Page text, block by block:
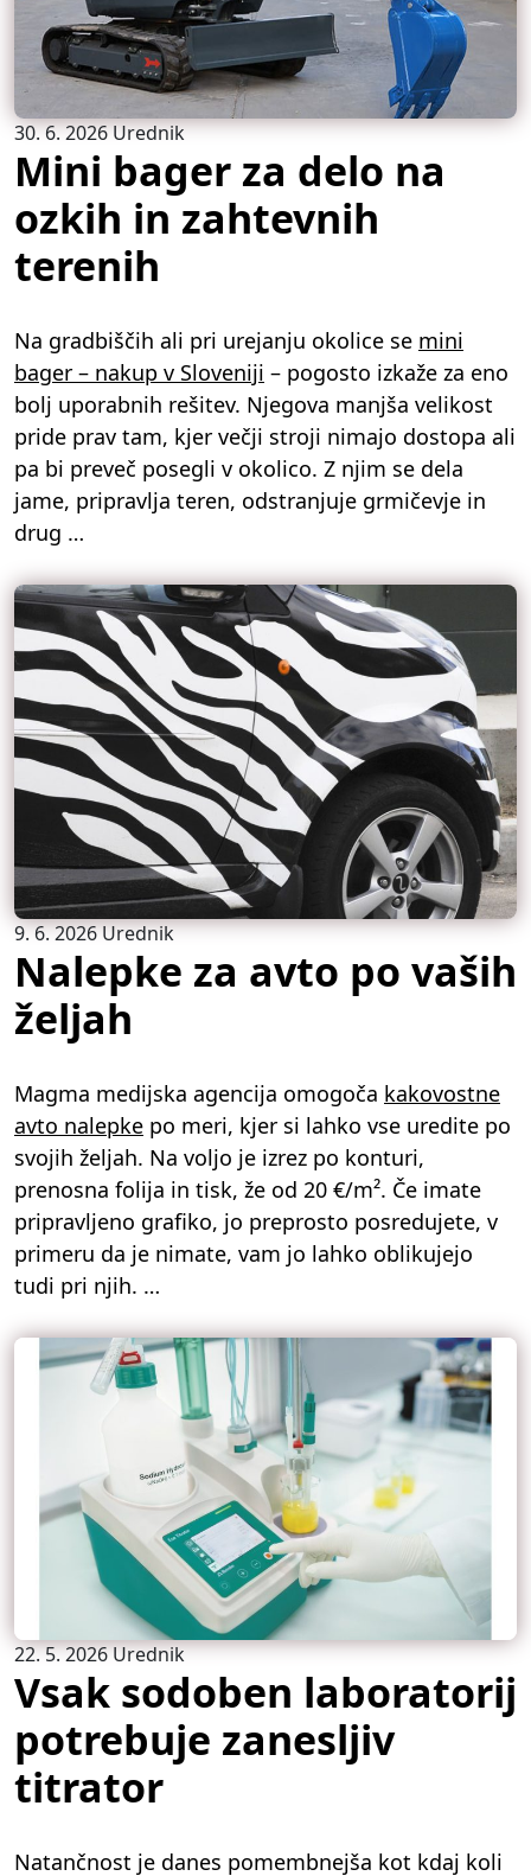
30. 6. 2026Urednik
Mini bager za delo na
ozkih in zahtevnih
terenih
Na gradbiščih ali pri urejanju okolice se mini
bager – nakup v Sloveniji – pogosto izkaže za eno
bolj uporabnih rešitev. Njegova manjša velikost
pride prav tam, kjer večji stroji nimajo dostopa ali
pa bi preveč posegli v okolico. Z njim se dela
jame, pripravlja teren, odstranjuje grmičevje in
drug …
9. 6. 2026Urednik
Nalepke za avto po vaših
željah
Magma medijska agencija omogoča kakovostne
avto nalepke po meri, kjer si lahko vse uredite po
svojih željah. Na voljo je izrez po konturi,
prenosna folija in tisk, že od 20 €/m². Če imate
pripravljeno grafiko, jo preprosto posredujete, v
primeru da je nimate, vam jo lahko oblikujejo
tudi pri njih. …
22. 5. 2026Urednik
Vsak sodoben laboratorij
potrebuje zanesljiv
titrator
Natančnost je danes pomembnejša kot kdaj koli